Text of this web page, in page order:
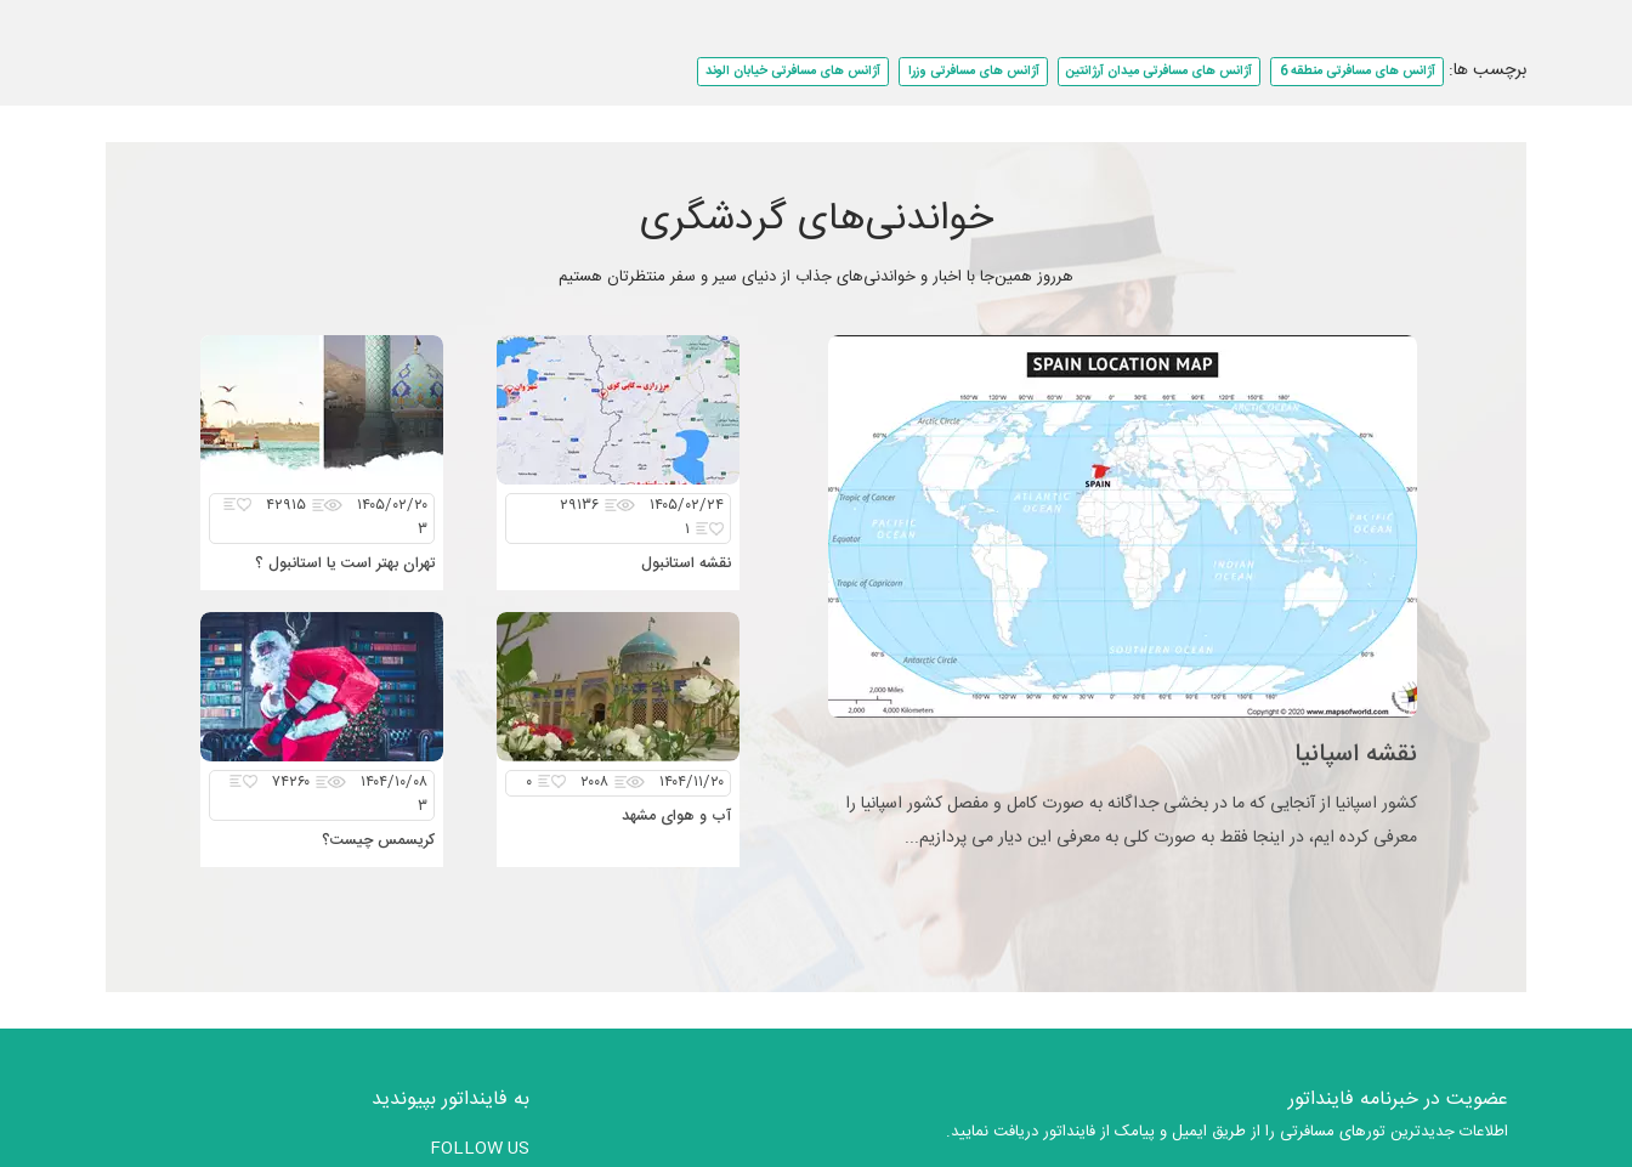
برچسب ها: آژانس های مسافرتی منطقه 6 آژانس های مسافرتی میدان آرژانتین آژانس های مسافرتی وزرا آژانس های مسافرتی خیابان الوند
خواندنی‌های گردشگری
هرروز همین‌جا با اخبار و خواندنی‌های جذاب از دنیای سیر و سفر منتظرتان هستیم
نقشه اسپانیا
کشور اسپانیا از آنجایی که ما در بخشی جداگانه به صورت کامل و مفصل کشور اسپانیا را
معرفی کرده ایم، در اینجا فقط به صورت کلی به معرفی این دیار می پردازیم...
۱۴۰۵/۰۲/۲۴
۲۹۱۳۶
۱
نقشه استانبول
۱۴۰۵/۰۲/۲۰
۴۲۹۱۵
۳
تهران بهتر است یا استانبول ؟
۱۴۰۴/۱۱/۲۰ ۲۰۰۸
۰
آب و هوای مشهد
۱۴۰۴/۱۰/۰۸
۷۴۲۶۰
۳
کریسمس چیست؟
عضویت در خبرنامه فاینداتور
اطلاعات جدیدترین تورهای مسافرتی را از طریق ایمیل و پیامک از فاینداتور دریافت نمایید.
به فاینداتور بپیوندید
FOLLOW US